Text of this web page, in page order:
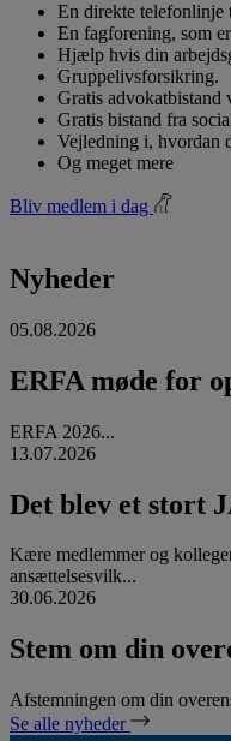
En direkte
En fagforening, som
Hjælp hvis din
Gruppelivsforsikring.
Gratis advokatbistand
Gratis bistand fra
Vejledning i, hvordan
Og meget mere
Bliv medlem i dag
Nyheder
05.08.2026
ERFA møde for
ERFA 2026...
13.07.2026
Det blev et stort
Kære medlemmer og
ansættelsesvilk...
30.06.2026
Stem om din
Afstemningen om din
Se alle nyheder